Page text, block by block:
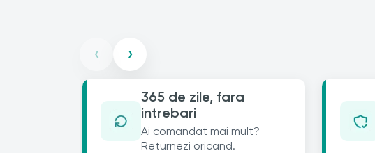
‹ ›
365 de zile, fara
intrebari
Ai comandat mai mult?
Returnezi oricand.